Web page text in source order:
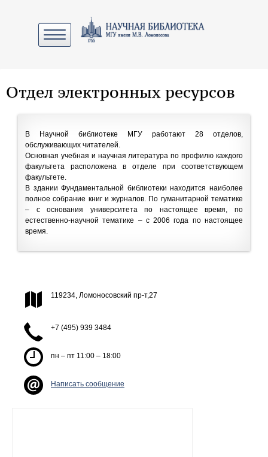
Отдел электронных ресурсов
В Научной библиотеке МГУ работают 28 отделов,
обслуживающих читателей.
Основная учебная и научная литература по профилю каждого
факультета расположена в отделе при соответствующем
факультете.
В здании Фундаментальной библиотеки находится наиболее
полное собрание книг и журналов. По гуманитарной тематике
– с основания университета по настоящее время, по
естественно-научной тематике – с 2006 года по настоящее
время.
119234, Ломоносовский пр-т,27
+7 (495) 939 3484
пн – пт 11:00 – 18:00
Написать сообщение